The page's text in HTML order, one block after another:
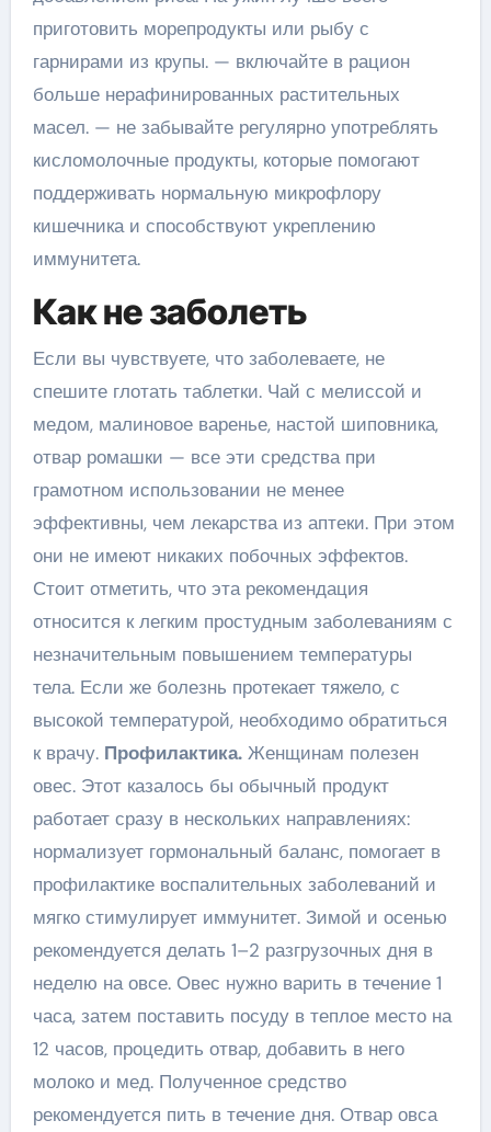
приготовить морепродукты или рыбу с
гарнирами из крупы. — включайте в рацион
больше нерафинированных растительных
масел. — не забывайте регулярно употреблять
кисломолочные продукты, которые помогают
поддерживать нормальную микрофлору
кишечника и способствуют укреплению
иммунитета.
Как не заболеть
Если вы чувствуете, что заболеваете, не
спешите глотать таблетки. Чай с мелиссой и
медом, малиновое варенье, настой шиповника,
отвар ромашки — все эти средства при
грамотном использовании не менее
эффективны, чем лекарства из аптеки. При этом
они не имеют никаких побочных эффектов.
Стоит отметить, что эта рекомендация
относится к легким простудным заболеваниям с
незначительным повышением температуры
тела. Если же болезнь протекает тяжело, с
высокой температурой, необходимо обратиться
к врачу. Профилактика.Женщинам полезен
овес. Этот казалось бы обычный продукт
работает сразу в нескольких направлениях:
нормализует гормональный баланс, помогает в
профилактике воспалительных заболеваний и
мягко стимулирует иммунитет. Зимой и осенью
рекомендуется делать 1–2 разгрузочных дня в
неделю на овсе. Овес нужно варить в течение 1
часа, затем поставить посуду в теплое место на
12 часов, процедить отвар, добавить в него
молоко и мед. Полученное средство
рекомендуется пить в течение дня. Отвар овса